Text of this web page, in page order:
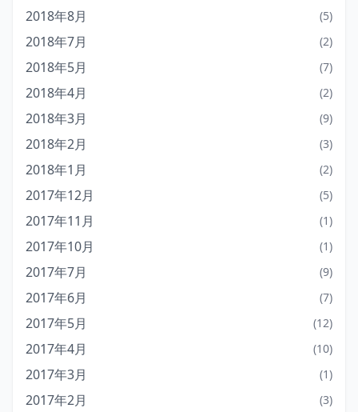
2018年8月 (5)
2018年7月 (2)
2018年5月 (7)
2018年4月 (2)
2018年3月 (9)
2018年2月 (3)
2018年1月 (2)
2017年12月 (5)
2017年11月 (1)
2017年10月 (1)
2017年7月 (9)
2017年6月 (7)
2017年5月 (12)
2017年4月 (10)
2017年3月 (1)
2017年2月 (3)